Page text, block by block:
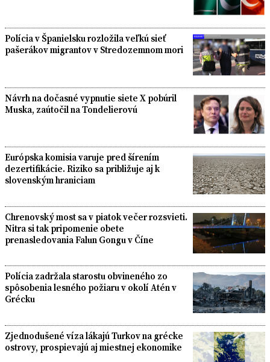
Polícia v Španielsku rozložila veľkú sieť
pašerákov migrantov v Stredozemnom mori
Návrh na dočasné vypnutie siete X pobúril
Muska, zaútočil na Tondelierovú
Európska komisia varuje pred šírením
dezertifikácie. Riziko sa približuje aj k
slovenským hraniciam
Chrenovský most sa v piatok večer rozsvieti.
Nitra si tak pripomenie obete
prenasledovania Falun Gongu v Číne
Polícia zadržala starostu obvineného zo
spôsobenia lesného požiaru v okolí Atén v
Grécku
Zjednodušené víza lákajú Turkov na grécke
ostrovy, prospievajú aj miestnej ekonomike